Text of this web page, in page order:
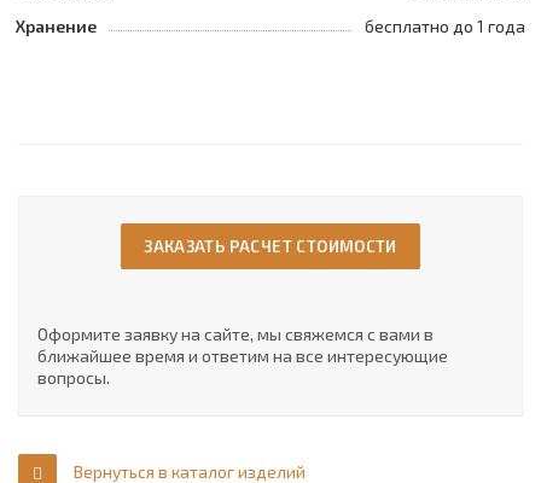
Хранение
бесплатно до 1 года
ЗАКАЗАТЬ РАСЧЕТ СТОИМОСТИ
Оформите заявку на сайте, мы свяжемся с вами в
ближайшее время и ответим на все интересующие
вопросы.
Вернуться в каталог изделий